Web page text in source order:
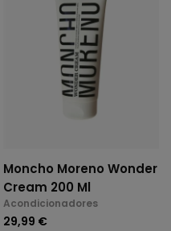
Moncho Moreno Wonder
Cream 200 Ml
Acondicionadores
29,99 €